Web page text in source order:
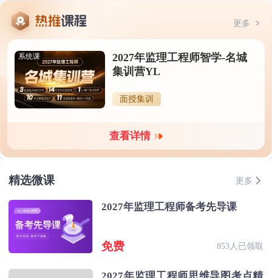
更多
系统课
2027年监理工程师智学-名城
集训营YL
面授集训
查看详情
精选微课 更多
2027年监理工程师备考先导课
免费 853人已领取